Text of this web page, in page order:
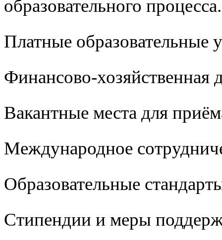
образовательного
Платные образовательные
Финансово-хозяйственная
Вакантные места для
Международное
Образовательные
Стипендии и меры